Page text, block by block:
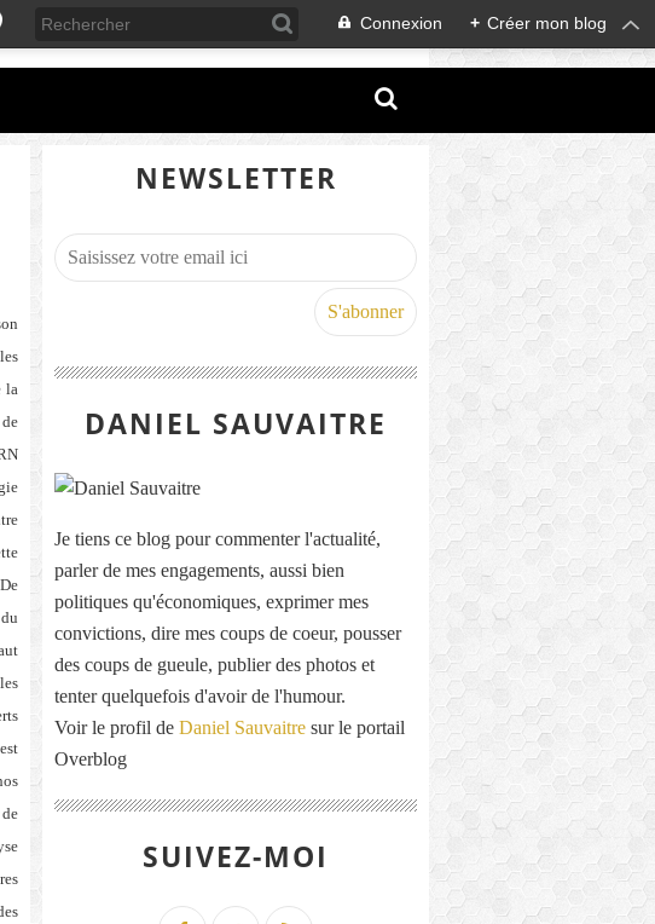
Connexion + Créer mon blog
la
NEWSLETTER
DANIEL SAUVAITRE
Je tiens ce blog pour commenter l'actualité,
parler de mes engagements, aussi bien
politiques qu'économiques, exprimer mes
convictions, dire mes coups de coeur, pousser
des coups de gueule, publier des photos et
tenter quelquefois d'avoir de l'humour.
Voir le profil de Daniel Sauvaitre sur le portail
Overblog
SUIVEZ-MOI